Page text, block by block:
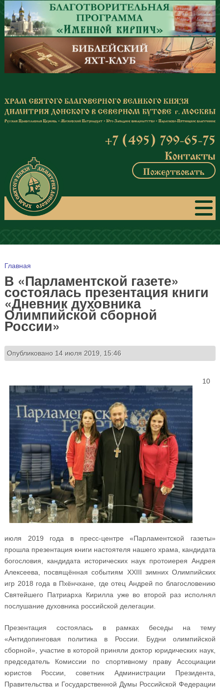
Перейти к основному содержанию
+7 (495) 799-65-75
Контакты
Пожертвовать
Вы здесь
Главная
В «Парламентской газете»
состоялась презентация книги
«Дневник духовника
Олимпийской сборной
России»
Опубликовано 14 июля 2019, 15:46
10
июля 2019 года в пресс-центре «Парламентской газеты»
прошла презентация книги настоятеля нашего храма, кандидата
богословия, кандидата исторических наук протоиерея Андрея
Алексеева, посвящённая событиям XXIII зимних Олимпийских
игр 2018 года в Пхёнчхане, где отец Андрей по благословению
Святейшего Патриарха Кирилла уже во второй раз исполнял
послушание духовника российской делегации.
Презентация состоялась в рамках беседы на тему
«Антидопинговая политика в России. Будни олимпийской
сборной», участие в которой приняли доктор юридических наук,
председатель Комиссии по спортивному праву Ассоциации
юристов России, советник Администрации Президента,
Правительства и Государственной Думы Российской Федерации